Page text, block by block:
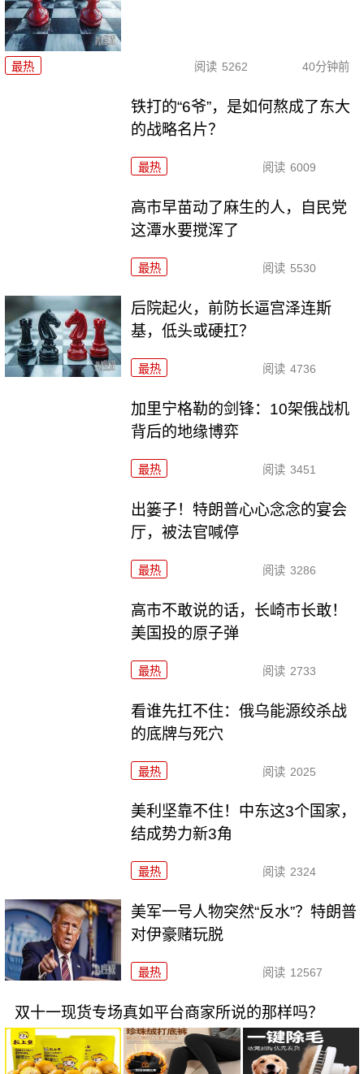
最热 阅读 5262 40分钟前
铁打的“6爷”，是如何熬成了东大
的战略名片？
最热 阅读 6009
高市早苗动了麻生的人，自民党
这潭水要搅浑了
最热 阅读 5530
后院起火，前防长逼宫泽连斯
基，低头或硬扛？
最热 阅读 4736
加里宁格勒的剑锋：10架俄战机
背后的地缘博弈
最热 阅读 3451
出篓子！特朗普心心念念的宴会
厅，被法官喊停
最热 阅读 3286
高市不敢说的话，长崎市长敢！
美国投的原子弹
最热 阅读 2733
看谁先扛不住：俄乌能源绞杀战
的底牌与死穴
最热 阅读 2025
美利坚靠不住！中东这3个国家，
结成势力新3角
最热 阅读 2324
美军一号人物突然“反水”？特朗普
对伊豪赌玩脱
最热 阅读 12567
双十一现货专场真如平台商家所说的那样吗？